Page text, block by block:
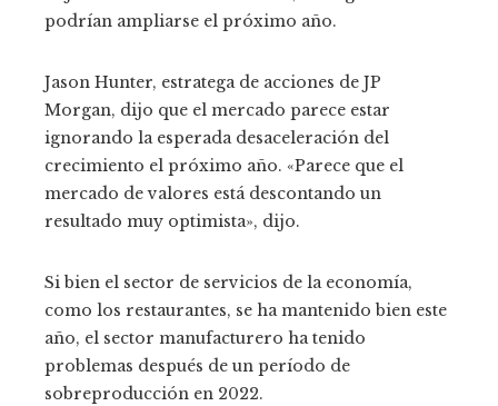
podrían ampliarse el próximo año.
Jason Hunter, estratega de acciones de JP
Morgan, dijo que el mercado parece estar
ignorando la esperada desaceleración del
crecimiento el próximo año. «Parece que el
mercado de valores está descontando un
resultado muy optimista», dijo.
Si bien el sector de servicios de la economía,
como los restaurantes, se ha mantenido bien este
año, el sector manufacturero ha tenido
problemas después de un período de
sobreproducción en 2022.